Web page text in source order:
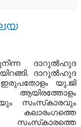
ദാറുല്‍ഹുദ
ദാറുല്‍ഹുദ
ഇരുപതോളം യു.ജി
സംസ്‌കാരവും
കലാരംഗത്തെ